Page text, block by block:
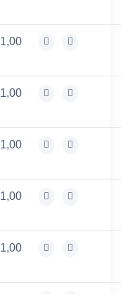
1,00
1,00
1,00
1,00
1,00